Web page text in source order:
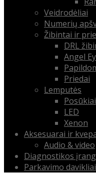
Veidrodėliai
Numerių
Žibintai ir
DRL
Angel
Priedai
Lemputės
Posūkiai
LED
Xenon
Aksesuarai ir
Audio & video
Diagnostikos
Parkavimo